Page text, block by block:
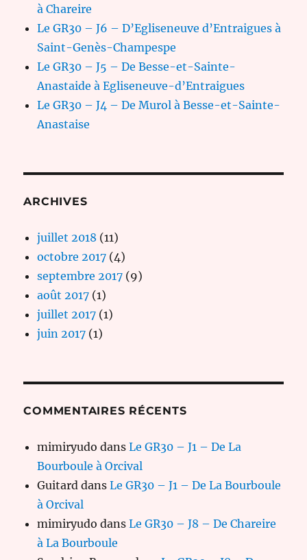
à Chareire
Le GR30 – J6 – D’Egliseneuve d’Entraigues à
Saint-Genès-Champespe
Le GR30 – J5 – De Besse-et-Sainte-
Anastaide à Egliseneuve-d’Entraigues
Le GR30 – J4 – De Murol à Besse-et-Sainte-
Anastaise
ARCHIVES
juillet 2018 (11)
octobre 2017 (4)
septembre 2017 (9)
août 2017 (1)
juillet 2017 (1)
juin 2017 (1)
COMMENTAIRES RÉCENTS
mimiryudo dansLe GR30 – J1 – De La
Bourboule à Orcival
Guitard dansLe GR30 – J1 – De La Bourboule
à Orcival
mimiryudo dansLe GR30 – J8 – De Chareire
à La Bourboule